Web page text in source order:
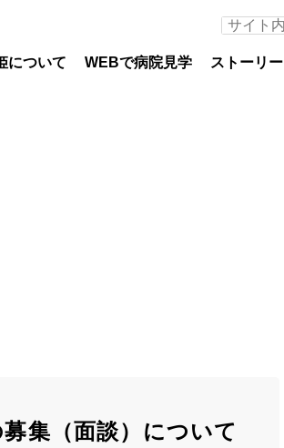
について WEBで病院見学 ストーリー
集（面談）について